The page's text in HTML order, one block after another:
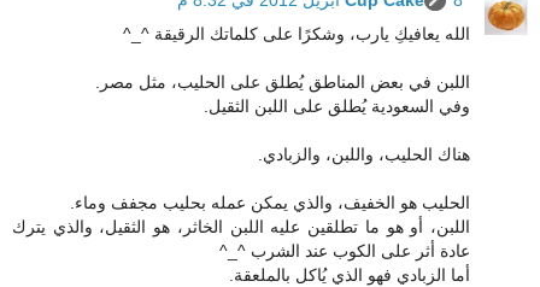
الله يعافيكِ يارب، وشكرًا على كلماتك الرقيقة ^_^
اللبن في بعض المناطق يُطلق على الحليب، مثل مصر.
وفي السعودية يُطلق على اللبن الثقيل.
هناك الحليب، واللبن، والزبادي.
الحليب هو الخفيف، والذي يمكن عمله بحليب مجفف وماء.
اللبن، أو هو ما تطلقين عليه اللبن الخاثر، هو الثقيل، والذي يترك
عادة أثر على الكوب عند الشرب ^_^
أما الزبادي فهو الذي يُاكل بالملعقة.